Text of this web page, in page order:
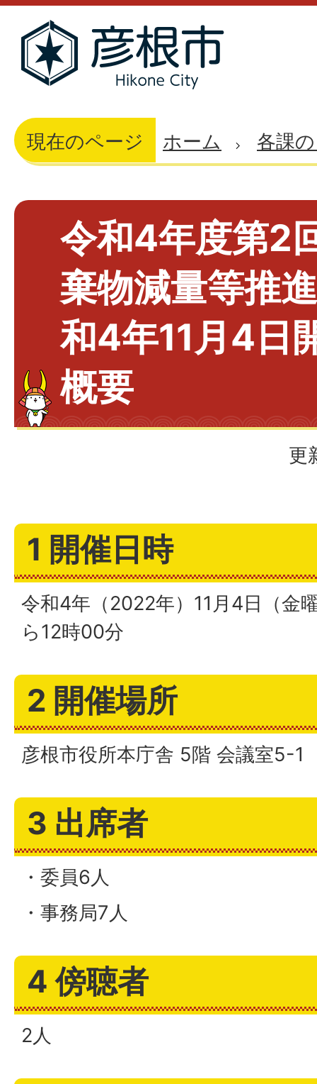
現在のページ ホーム 各課
令和4年度第2
棄物減量等推
和4年11月4日
概要
更
1 開催日時
令和4年（2022年）11月4日（金
ら12時00分
2 開催場所
彦根市役所本庁舎 5階 会議室5-1
3 出席者
・委員6人
・事務局7人
4 傍聴者
2人